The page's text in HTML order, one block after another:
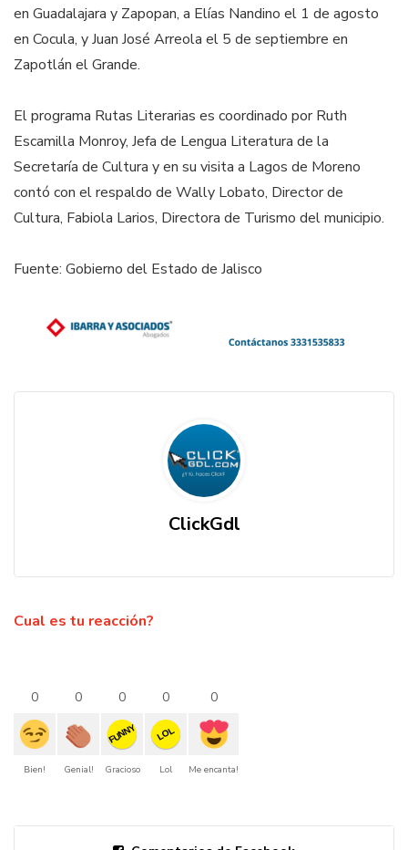
en Guadalajara y Zapopan, a Elías Nandino el 1 de agosto
en Cocula, y Juan José Arreola el 5 de septiembre en
Zapotlán el Grande.
El programa Rutas Literarias es coordinado por Ruth
Escamilla Monroy, Jefa de Lengua Literatura de la
Secretaría de Cultura y en su visita a Lagos de Moreno
contó con el respaldo de Wally Lobato, Director de
Cultura, Fabiola Larios, Directora de Turismo del municipio.
Fuente: Gobierno del Estado de Jalisco
ClickGdl
Cual es tu reacción?
0
Bien!
0
Genial!
0
FUNNY
Gracioso
0
LOL
Lol
0
Me encanta!